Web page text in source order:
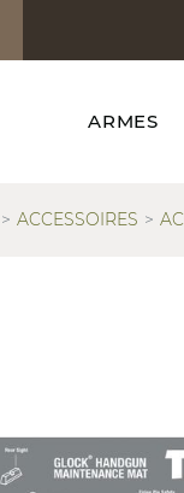
ARMES
ACCESSOIRES